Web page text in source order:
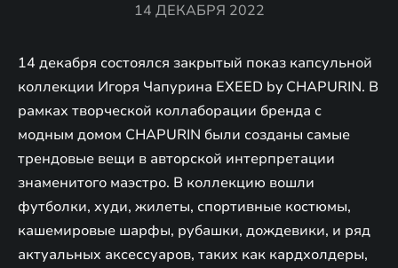
14 ДЕКАБРЯ 2022
14 декабря состоялся закрытый показ капсульной
коллекции Игоря Чапурина EXEED by CHAPURIN. В
рамках творческой коллаборации бренда с
модным домом CHAPURIN были созданы самые
трендовые вещи в авторской интерпретации
знаменитого маэстро. В коллекцию вошли
футболки, худи, жилеты, спортивные костюмы,
кашемировые шарфы, рубашки, дождевики, и ряд
актуальных аксессуаров, таких как кардхолдеры,